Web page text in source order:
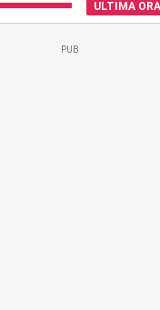
ULTIMA ORA